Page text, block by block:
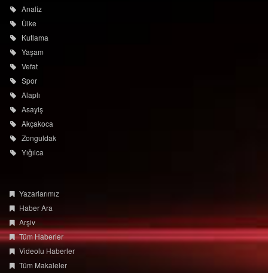
Analiz
Ülke
Kutlama
Yaşam
Vefat
Spor
Alaplı
Asayiş
Akçakoca
Zonguldak
Yığılca
Yazarlarımız
Haber Ara
Arşiv
Tüm Haberler
Videolu Haberler
Tüm Makaleler